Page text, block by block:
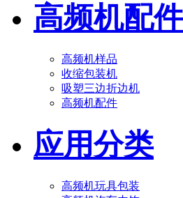
高频机配件
高频机样品
收缩包装机
吸塑三边折边机
高频机配件
应用分类
高频机玩具包装